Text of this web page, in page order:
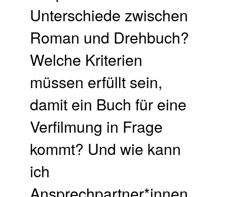
Unterschiede zwischen
Roman und Drehbuch?
Welche Kriterien
müssen erfüllt sein,
damit ein Buch für eine
Verfilmung in Frage
kommt? Und wie kann
ich